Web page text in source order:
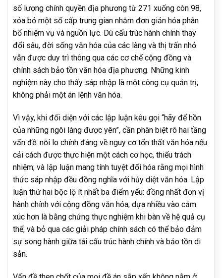
số lượng chính quyền địa phương từ 271 xuống còn 98,
xóa bỏ một số cấp trung gian nhằm đơn giản hóa phân
bổ nhiệm vụ và nguồn lực. Dù cấu trúc hành chính thay
đổi sâu, đời sống văn hóa của các làng và thị trấn nhỏ
vẫn được duy trì thông qua các cơ chế cộng đồng và
chính sách bảo tồn văn hóa địa phương. Những kinh
nghiệm này cho thấy sáp nhập là một công cụ quản trị,
không phải một án lệnh văn hóa.
Vì vậy, khi đối diện với các lập luận kêu gọi “hãy để hồn
của những ngôi làng được yên”, cần phân biệt rõ hai tầng
vấn đề: nỗi lo chính đáng về nguy cơ tổn thất văn hóa nếu
cải cách được thực hiện một cách cơ học, thiếu trách
nhiệm; và lập luận mang tính tuyệt đối hóa rằng mọi hình
thức sáp nhập đều đồng nghĩa với hủy diệt văn hóa. Lập
luận thứ hai bộc lộ ít nhất ba điểm yếu: đồng nhất đơn vị
hành chính với cộng đồng văn hóa; dựa nhiều vào cảm
xúc hơn là bằng chứng thực nghiệm khi bàn về hệ quả cụ
thể; và bỏ qua các giải pháp chính sách có thể bảo đảm
sự song hành giữa tái cấu trúc hành chính và bảo tồn di
sản.